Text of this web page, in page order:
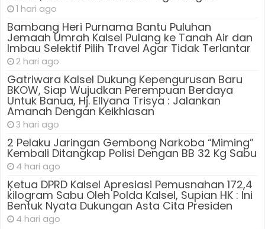
1 hari ago
Bambang Heri Purnama Bantu Puluhan
Jemaah Umrah Kalsel Pulang ke Tanah Air dan
Imbau Selektif Pilih Travel Agar Tidak Terlantar
2 hari ago
Gatriwara Kalsel Dukung Kepengurusan Baru
BKOW, Siap Wujudkan Perempuan Berdaya
Untuk Banua, Hj. Ellyana Trisya : Jalankan
Amanah Dengan Keikhlasan
3 hari ago
2 Pelaku Jaringan Gembong Narkoba “Miming”
Kembali Ditangkap Polisi Dengan BB 32 Kg Sabu
4 hari ago
Ķetua DPRD Kalsel Apresiasi Pemusnahan 172,4
kilogram Sabu Oleh Polda Kalsel, Supian HK : Ini
Bentuk Nyata Dukungan Asta Cita Presiden
4 hari ago